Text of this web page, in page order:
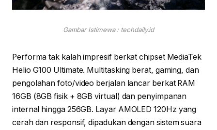
Gambar Istimewa : techdaily.id
Performa tak kalah impresif berkat chipset MediaTek
Helio G100 Ultimate. Multitasking berat, gaming, dan
pengolahan foto/video berjalan lancar berkat RAM
16GB (8GB fisik + 8GB virtual) dan penyimpanan
internal hingga 256GB. Layar AMOLED 120Hz yang
cerah dan responsif, dipadukan dengan sistem suara